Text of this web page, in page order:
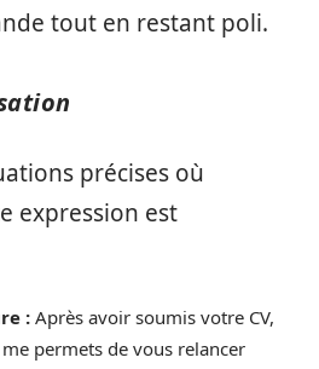
tout en restant poli.
précises où
expression est
: Après avoir soumis votre CV,
permets de vous relancer